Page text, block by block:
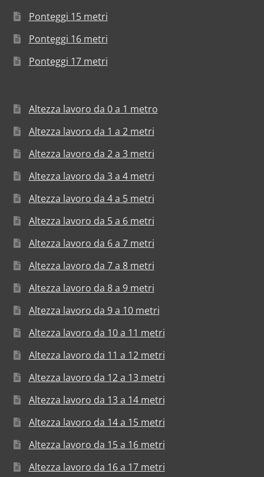
Ponteggi 15 metri
Ponteggi 16 metri
Ponteggi 17 metri
Altezza lavoro da 0 a 1 metro
Altezza lavoro da 1 a 2 metri
Altezza lavoro da 2 a 3 metri
Altezza lavoro da 3 a 4 metri
Altezza lavoro da 4 a 5 metri
Altezza lavoro da 5 a 6 metri
Altezza lavoro da 6 a 7 metri
Altezza lavoro da 7 a 8 metri
Altezza lavoro da 8 a 9 metri
Altezza lavoro da 9 a 10 metri
Altezza lavoro da 10 a 11 metri
Altezza lavoro da 11 a 12 metri
Altezza lavoro da 12 a 13 metri
Altezza lavoro da 13 a 14 metri
Altezza lavoro da 14 a 15 metri
Altezza lavoro da 15 a 16 metri
Altezza lavoro da 16 a 17 metri